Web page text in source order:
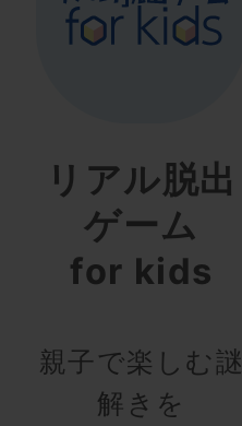
リアル脱出
ゲーム
for kids
親子で楽しむ謎
解きを